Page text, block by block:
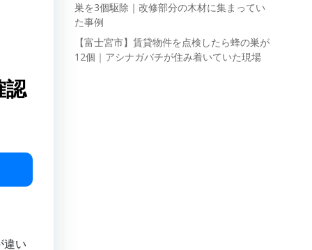
認
違い
巣を3個駆除｜改修部分の木材に集まってい
た事例
【富士宮市】賃貸物件を点検したら蜂の巣が
12個｜アシナガバチが住み着いていた現場